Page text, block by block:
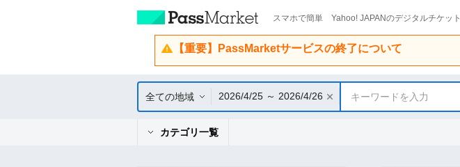
スマホで簡単 Yahoo! JAPANのデジタルチケット
【重要】PassMarketサービスの終了について
全ての地域 2026/4/25 ～ 2026/4/26 キーワードを入力
カテゴリ一覧